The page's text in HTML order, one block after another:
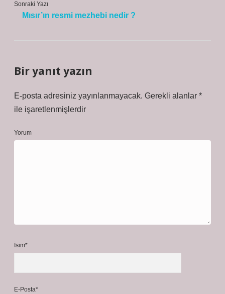
Sonraki Yazı
Mısır’ın resmi mezhebi nedir ?
Bir yanıt yazın
E-posta adresiniz yayınlanmayacak. Gerekli alanlar *
ile işaretlenmişlerdir
Yorum
İsim*
E-Posta*